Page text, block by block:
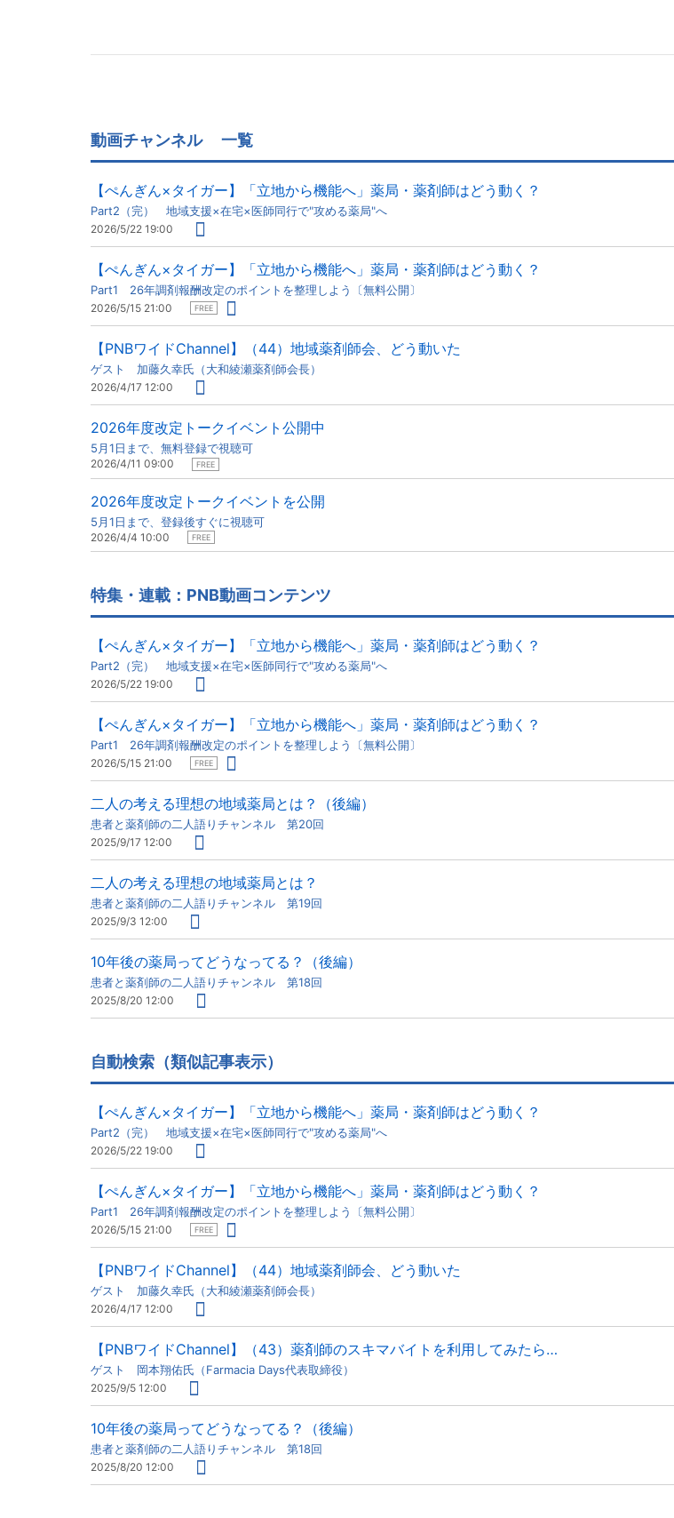
動画チャンネル 一覧
【ぺんぎん×タイガー】「立地から機能へ」薬局・薬剤師はどう動く？
Part2（完） 地域支援×在宅×医師同行で"攻める薬局"へ
2026/5/22 19:00
【ぺんぎん×タイガー】「立地から機能へ」薬局・薬剤師はどう動く？
Part1 26年調剤報酬改定のポイントを整理しよう〔無料公開〕
2026/5/15 21:00 FREE
【PNBワイドChannel】（44）地域薬剤師会、どう動いた
ゲスト 加藤久幸氏（大和綾瀬薬剤師会長）
2026/4/17 12:00
2026年度改定トークイベント公開中
5月1日まで、無料登録で視聴可
2026/4/11 09:00 FREE
2026年度改定トークイベントを公開
5月1日まで、登録後すぐに視聴可
2026/4/4 10:00 FREE
特集・連載：PNB動画コンテンツ
【ぺんぎん×タイガー】「立地から機能へ」薬局・薬剤師はどう動く？
Part2（完） 地域支援×在宅×医師同行で"攻める薬局"へ
2026/5/22 19:00
【ぺんぎん×タイガー】「立地から機能へ」薬局・薬剤師はどう動く？
Part1 26年調剤報酬改定のポイントを整理しよう〔無料公開〕
2026/5/15 21:00 FREE
二人の考える理想の地域薬局とは？（後編）
患者と薬剤師の二人語りチャンネル 第20回
2025/9/17 12:00
二人の考える理想の地域薬局とは？
患者と薬剤師の二人語りチャンネル 第19回
2025/9/3 12:00
10年後の薬局ってどうなってる？（後編）
患者と薬剤師の二人語りチャンネル 第18回
2025/8/20 12:00
自動検索（類似記事表示）
【ぺんぎん×タイガー】「立地から機能へ」薬局・薬剤師はどう動く？
Part2（完） 地域支援×在宅×医師同行で"攻める薬局"へ
2026/5/22 19:00
【ぺんぎん×タイガー】「立地から機能へ」薬局・薬剤師はどう動く？
Part1 26年調剤報酬改定のポイントを整理しよう〔無料公開〕
2026/5/15 21:00 FREE
【PNBワイドChannel】（44）地域薬剤師会、どう動いた
ゲスト 加藤久幸氏（大和綾瀬薬剤師会長）
2026/4/17 12:00
【PNBワイドChannel】（43）薬剤師のスキマバイトを利用してみたら…
ゲスト 岡本翔佑氏（Farmacia Days代表取締役）
2025/9/5 12:00
10年後の薬局ってどうなってる？（後編）
患者と薬剤師の二人語りチャンネル 第18回
2025/8/20 12:00